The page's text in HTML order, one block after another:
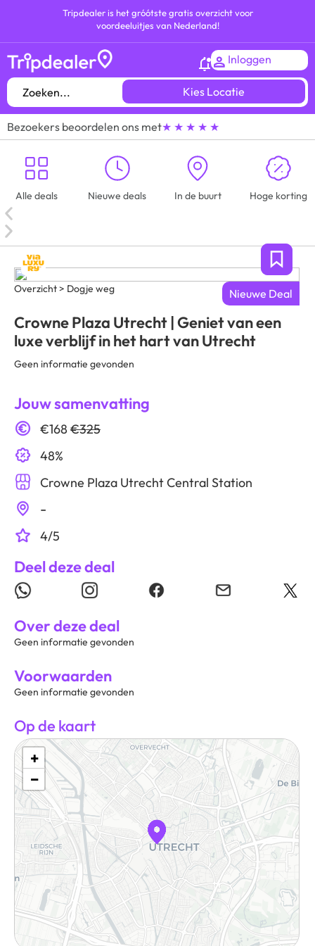
Tripdealer is het gróótste gratis overzicht voor
voordeeluitjes van Nederland!
Inloggen
Kies Locatie
Bezoekers beoordelen ons met★ ★ ★ ★ ★
Alle deals Nieuwe deals In de buurt Hoge korting
Nieuwe Deal
Overzicht > Dogje weg
Crowne Plaza Utrecht | Geniet van een
luxe verblijf in het hart van Utrecht
Geen informatie gevonden
Jouw samenvatting
€168 €325
48%
Crowne Plaza Utrecht Central Station
-
4/5
Deel deze deal
Over deze deal
Geen informatie gevonden
Voorwaarden
Geen informatie gevonden
Op de kaart
+
−